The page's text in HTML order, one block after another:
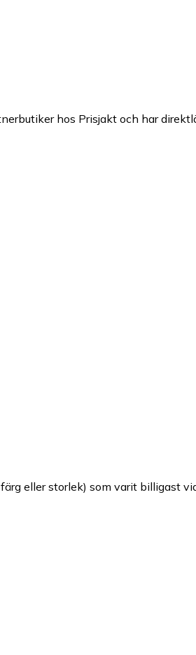
hos Prisjakt och har
eller storlek) som varit billigast